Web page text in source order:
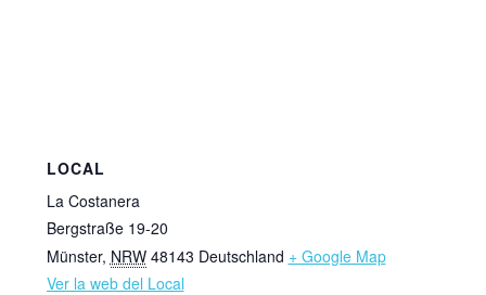
LOCAL
La Costanera
Bergstraße 19-20
Münster, NRW 48143 Deutschland + Google Map
Ver la web del Local